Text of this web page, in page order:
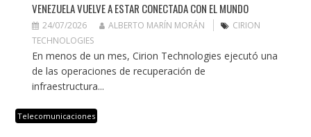
VENEZUELA VUELVE A ESTAR CONECTADA CON EL MUNDO
24/07/2026 ALBERTO MARÍN MORÁN
CIRION
TECHNOLOGIES
En menos de un mes, Cirion Technologies ejecutó una
de las operaciones de recuperación de
infraestructura...
Telecomunicaciones